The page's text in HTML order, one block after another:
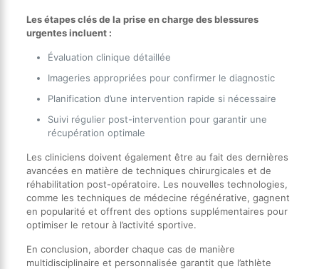
Les étapes clés de la prise en charge des blessures
urgentes incluent :
Évaluation clinique détaillée
Imageries appropriées pour confirmer le diagnostic
Planification d’une intervention rapide si nécessaire
Suivi régulier post-intervention pour garantir une
récupération optimale
Les cliniciens doivent également être au fait des dernières
avancées en matière de techniques chirurgicales et de
réhabilitation post-opératoire. Les nouvelles technologies,
comme les techniques de médecine régénérative, gagnent
en popularité et offrent des options supplémentaires pour
optimiser le retour à l’activité sportive.
En conclusion, aborder chaque cas de manière
multidisciplinaire et personnalisée garantit que l’athlète